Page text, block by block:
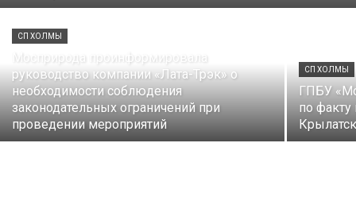
СП ХОЛМЫ
Мосприрода проинформировала
руководство компании «Лата-Трэк» о
необходимости соблюдения
законодательных ограничений при
проведении мероприятий
СП ХОЛМЫ
ГПБУ
по